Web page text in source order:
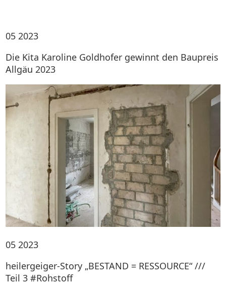
05 2023
Die Kita Karoline Goldhofer gewinnt den Baupreis
Allgäu 2023
05 2023
heilergeiger-Story „BESTAND = RESSOURCE“ ///
Teil 3 #Rohstoff